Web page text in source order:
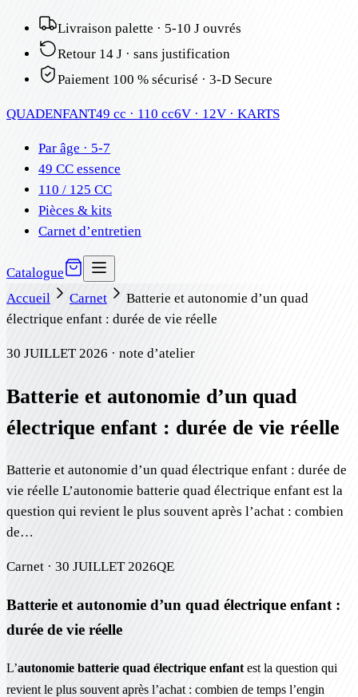
Livraison palette · 5-10 J ouvrés
Retour 14 J · sans justification
Paiement 100 % sécurisé · 3-D Secure
QUADENFANT49 cc · 110 cc6V · 12V · KARTS
Par âge · 5-7
49 CC essence
110 / 125 CC
Pièces & kits
Carnet d’entretien
Catalogue
Accueil
Carnet
Batterie et autonomie d’un quad
électrique enfant : durée de vie réelle
30 JUILLET 2026 · note d’atelier
Batterie et autonomie d’un quad
électrique enfant : durée de vie réelle
Batterie et autonomie d’un quad électrique enfant : durée de
vie réelle L’autonomie batterie quad électrique enfant est la
question qui revient le plus souvent après l’achat : combien
de…
Carnet · 30 JUILLET 2026QE
Batterie et autonomie d’un quad électrique enfant :
durée de vie réelle
L’autonomie batterie quad électrique enfant est la question qui
revient le plus souvent après l’achat : combien de temps l’engin